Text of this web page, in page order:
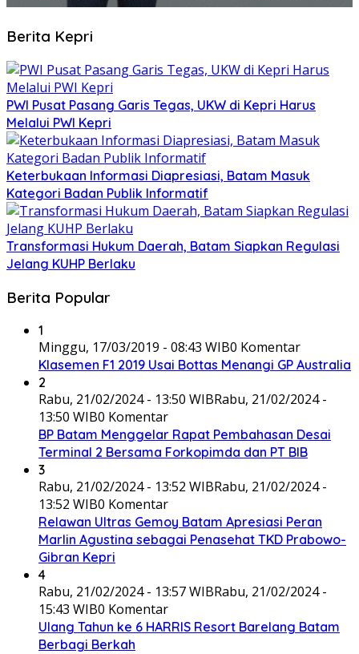
Berita Kepri
PWI Pusat Pasang Garis Tegas, UKW di Kepri Harus
Melalui PWI Kepri
Keterbukaan Informasi Diapresiasi, Batam Masuk
Kategori Badan Publik Informatif
Transformasi Hukum Daerah, Batam Siapkan Regulasi
Jelang KUHP Berlaku
Berita Popular
1
Minggu, 17/03/2019 - 08:43 WIB0 Komentar
Klasemen F1 2019 Usai Bottas Menangi GP Australia
2
Rabu, 21/02/2024 - 13:50 WIBRabu, 21/02/2024 -
13:50 WIB0 Komentar
BP Batam Menggelar Rapat Pembahasan Desai
Terminal 2 Bersama Forkopimda dan PT BIB
3
Rabu, 21/02/2024 - 13:52 WIBRabu, 21/02/2024 -
13:52 WIB0 Komentar
Relawan Ultras Gemoy Batam Apresiasi Peran
Marlin Agustina sebagai Penasehat TKD Prabowo-
Gibran Kepri
4
Rabu, 21/02/2024 - 13:57 WIBRabu, 21/02/2024 -
15:43 WIB0 Komentar
Ulang Tahun ke 6 HARRIS Resort Barelang Batam
Berbagi Berkah